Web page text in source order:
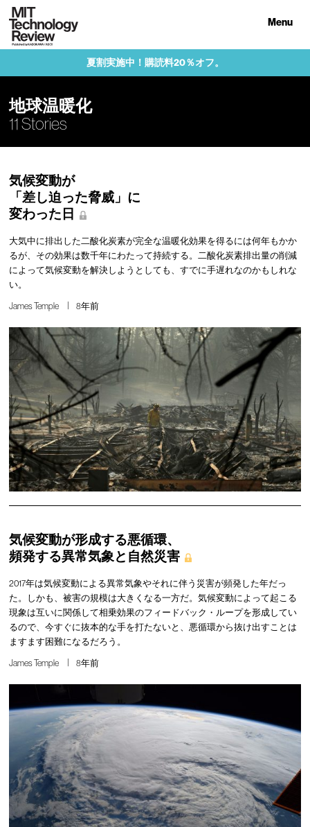
Menu
夏割実施中！購読料20％オフ。
地球温暖化
11 Stories
気候変動が
「差し迫った脅威」に
変わった日
大気中に排出した二酸化炭素が完全な温暖化効果を得るには何年もかか
るが、その効果は数千年にわたって持続する。二酸化炭素排出量の削減
によって気候変動を解決しようとしても、すでに手遅れなのかもしれな
い。
James Temple 8年前
気候変動が形成する悪循環、
頻発する異常気象と自然災害
2017年は気候変動による異常気象やそれに伴う災害が頻発した年だっ
た。しかも、被害の規模は大きくなる一方だ。気候変動によって起こる
現象は互いに関係して相乗効果のフィードバック・ループを形成してい
るので、今すぐに抜本的な手を打たないと、悪循環から抜け出すことは
ますます困難になるだろう。
James Temple 8年前